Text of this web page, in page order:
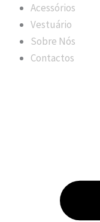
Acessórios
Vestuário
Sobre Nós
Contactos